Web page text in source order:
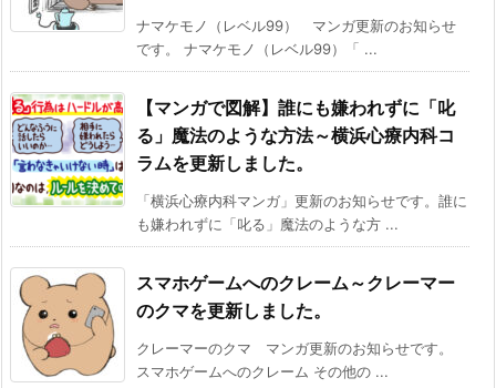
ナマケモノ（レベル99） マンガ更新のお知らせ
です。 ナマケモノ（レベル99）「 ...
【マンガで図解】誰にも嫌われずに「叱
る」魔法のような方法～横浜心療内科コ
ラムを更新しました。
「横浜心療内科マンガ」更新のお知らせです。誰に
も嫌われずに「叱る」魔法のような方 ...
スマホゲームへのクレーム～クレーマー
のクマを更新しました。
クレーマーのクマ マンガ更新のお知らせです。
スマホゲームへのクレーム その他の ...